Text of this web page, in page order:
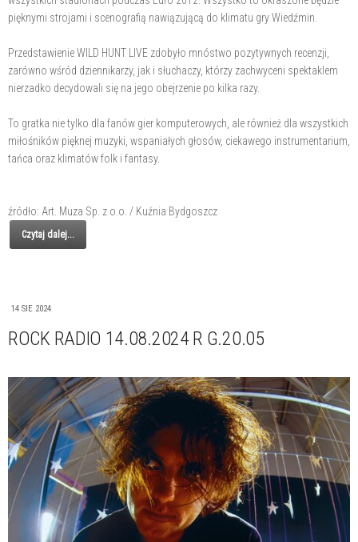
pięknymi strojami i scenografią nawiązującą do klimatu gry Wiedźmin.
Przedstawienie WILD HUNT LIVE zdobyło mnóstwo pozytywnych recenzji,
zarówno wśród dziennikarzy, jak i słuchaczy, którzy zachwyceni spektaklem
nierzadko decydowali się na jego obejrzenie po kilka razy.
To gratka nie tylko dla fanów gier komputerowych, ale również dla wszystkich
miłośników pięknej muzyki, wspaniałych głosów, ciekawego instrumentarium,
tańca oraz klimatów folk i fantasy.
źródło: Art. Muza Sp. z o.o. / Kuźnia Bydgoszcz
Czytaj dalej...
14 SIE 2024
ROCK RADIO 14.08.2024 R G.20.05